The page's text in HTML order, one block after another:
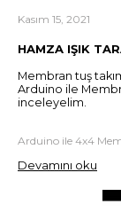
Kasım 15, 2021
HAMZA IŞIK
Membran tuş
Arduino ile
inceleyelim.
Arduino ile 4x4
Devamını oku